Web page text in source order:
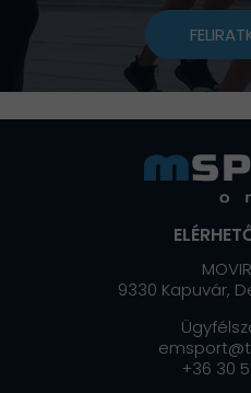
9330 Kapuvár,
+36 30